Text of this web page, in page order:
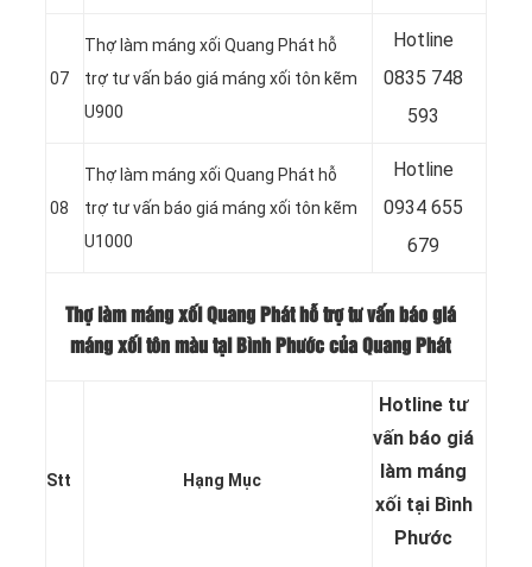
07
Thợ làm máng xối Quang Phát hỗ
trợ tư vấn báo giá máng xối tôn kẽm
U900
Hotline
0835 748
593
08
Thợ làm máng xối Quang Phát hỗ
trợ tư vấn báo giá máng xối tôn kẽm
U1000
Hotline
0934 655
679
Thợ làm máng xối Quang Phát hỗ trợ tư vấn báo giá
máng xối tôn màu tại Bình Phước của Quang Phát
Stt Hạng Mục
Hotline tư
vấn báo giá
làm máng
xối tại Bình
Phước